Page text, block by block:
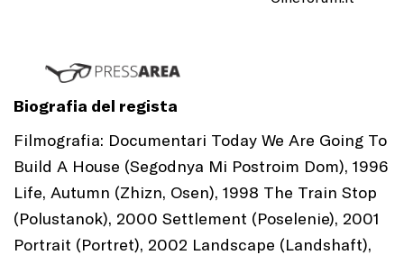
Biografia del regista
Filmografia: Documentari Today We Are Going To
Build A House (Segodnya Mi Postroim Dom), 1996
Life, Autumn (Zhizn, Osen), 1998 The Train Stop
(Polustanok), 2000 Settlement (Poselenie), 2001
Portrait (Portret), 2002 Landscape (Landshaft),